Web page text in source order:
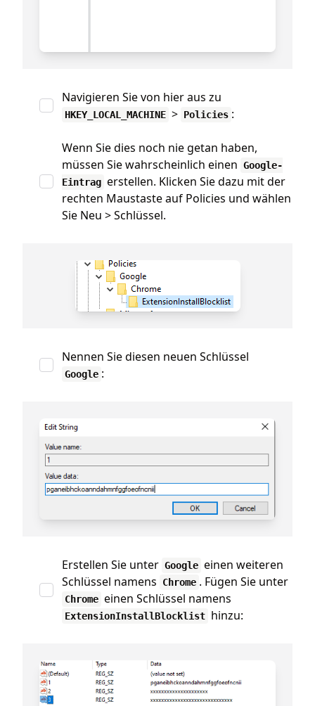
Navigieren Sie von hier aus zu
HKEY_LOCAL_MACHINE > Policies :
Wenn Sie dies noch nie getan haben,
müssen Sie wahrscheinlich einen Google-
Eintrag erstellen. Klicken Sie dazu mit der
rechten Maustaste auf Policies und wählen
Sie Neu > Schlüssel.
Nennen Sie diesen neuen Schlüssel
Google :
Erstellen Sie unter Google einen weiteren
Schlüssel namens
Chrome . Fügen Sie unter
Chrome einen Schlüssel namens
ExtensionInstallBlocklist hinzu: